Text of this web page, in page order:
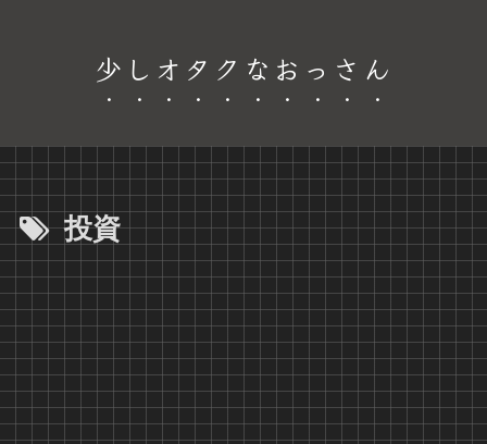
少しオタクなおっさん
投資